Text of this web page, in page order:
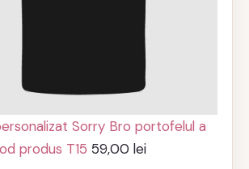
Sorry Bro portofelul a
produs T15 59,00lei